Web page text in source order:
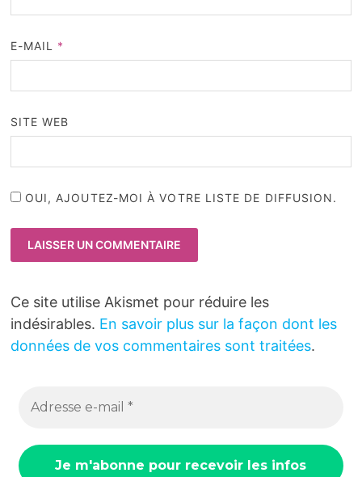
E-MAIL *
SITE WEB
OUI, AJOUTEZ-MOI À VOTRE LISTE DE DIFFUSION.
Ce site utilise Akismet pour réduire les
indésirables. En savoir plus sur la façon dont les
données de vos commentaires sont traitées.